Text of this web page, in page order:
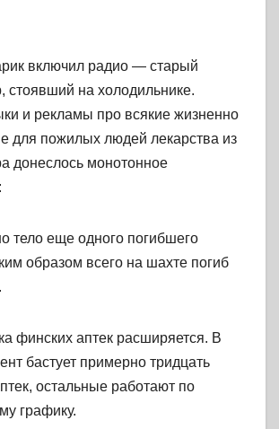
включил радио — старый
стоявший на холодильнике.
и рекламы про всякие жизненно
для пожилых людей лекарства из
донеслось монотонное
еще одного погибшего
образом всего на шахте погиб
финских аптек расширяется. В
бастует примерно тридцать
остальные работают по
графику.